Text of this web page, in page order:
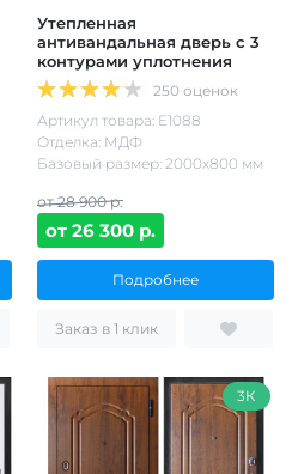
Утепленная
антивандальная дверь с 3
контурами уплотнения
250 оценок
Артикул товара: Е1088
Отделка: МДФ
Базовый размер: 2000х800 мм
от 28 900 р.
от 26 300 р.
Подробнее
Заказ в 1 клик
3К